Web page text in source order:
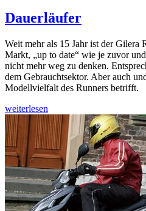
Dauerläufer
Weit mehr als 15 Jahr ist der Gilera
Markt, „up to date“ wie je zuvor
nicht mehr weg zu denken.
dem Gebrauchtsektor. Aber auch
Modellvielfalt des Runners betrifft.
weiterlesen